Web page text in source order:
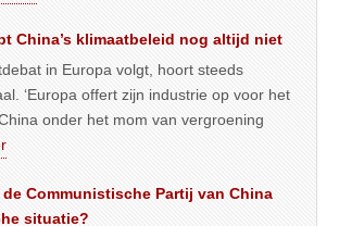
China’s klimaatbeleid nog altijd niet
in Europa volgt, hoort steeds
‘Europa offert zijn industrie op voor het
onder het mom van vergroening
Communistische Partij van China
situatie?